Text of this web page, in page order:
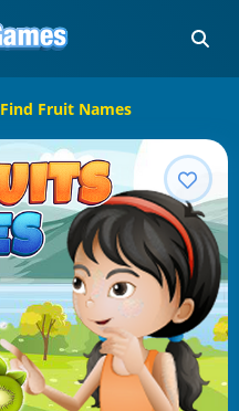
Find Fruit Names